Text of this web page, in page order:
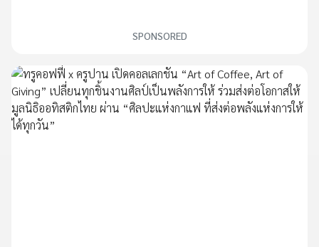
SPONSORED